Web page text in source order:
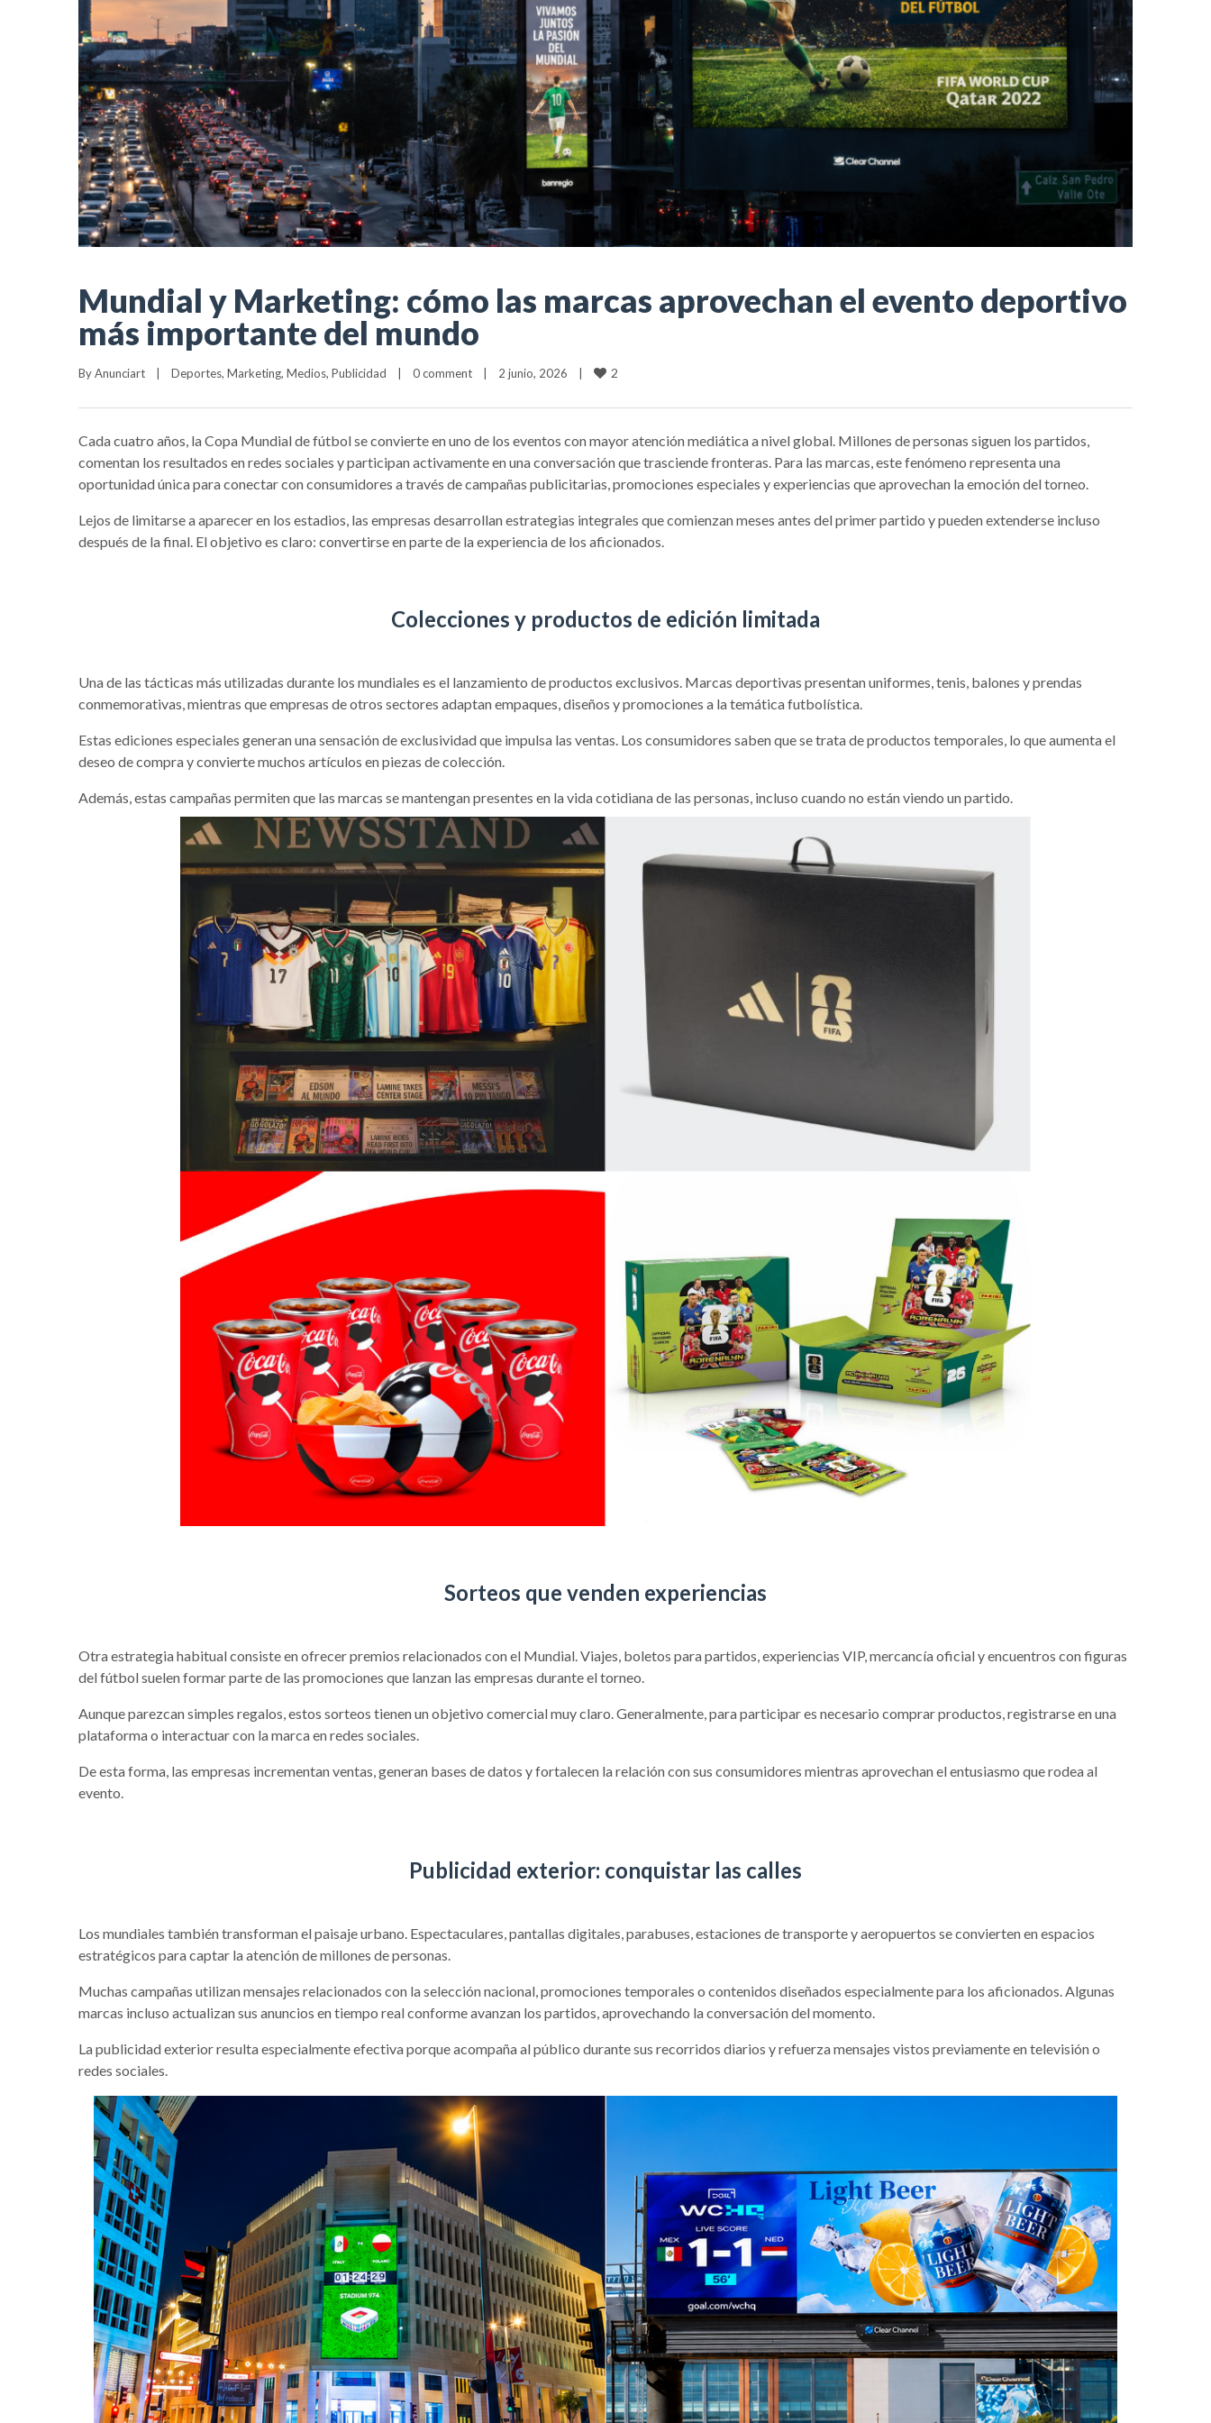
Mundial y Marketing: cómo las marcas aprovechan el evento deportivo
más importante del mundo
By Anunciart Deportes, Marketing, Medios, Publicidad 0 comment 2 junio, 2026 2
Cada cuatro años, la Copa Mundial de fútbol se convierte en uno de los eventos con mayor atención mediática a nivel global. Millones de personas siguen los partidos,
comentan los resultados en redes sociales y participan activamente en una conversación que trasciende fronteras. Para las marcas, este fenómeno representa una
oportunidad única para conectar con consumidores a través de campañas publicitarias, promociones especiales y experiencias que aprovechan la emoción del torneo.
Lejos de limitarse a aparecer en los estadios, las empresas desarrollan estrategias integrales que comienzan meses antes del primer partido y pueden extenderse incluso
después de la final. El objetivo es claro: convertirse en parte de la experiencia de los aficionados.
Colecciones y productos de edición limitada
Una de las tácticas más utilizadas durante los mundiales es el lanzamiento de productos exclusivos. Marcas deportivas presentan uniformes, tenis, balones y prendas
conmemorativas, mientras que empresas de otros sectores adaptan empaques, diseños y promociones a la temática futbolística.
Estas ediciones especiales generan una sensación de exclusividad que impulsa las ventas. Los consumidores saben que se trata de productos temporales, lo que aumenta el
deseo de compra y convierte muchos artículos en piezas de colección.
Además, estas campañas permiten que las marcas se mantengan presentes en la vida cotidiana de las personas, incluso cuando no están viendo un partido.
Sorteos que venden experiencias
Otra estrategia habitual consiste en ofrecer premios relacionados con el Mundial. Viajes, boletos para partidos, experiencias VIP, mercancía oficial y encuentros con figuras
del fútbol suelen formar parte de las promociones que lanzan las empresas durante el torneo.
Aunque parezcan simples regalos, estos sorteos tienen un objetivo comercial muy claro. Generalmente, para participar es necesario comprar productos, registrarse en una
plataforma o interactuar con la marca en redes sociales.
De esta forma, las empresas incrementan ventas, generan bases de datos y fortalecen la relación con sus consumidores mientras aprovechan el entusiasmo que rodea al
evento.
Publicidad exterior: conquistar las calles
Los mundiales también transforman el paisaje urbano. Espectaculares, pantallas digitales, parabuses, estaciones de transporte y aeropuertos se convierten en espacios
estratégicos para captar la atención de millones de personas.
Muchas campañas utilizan mensajes relacionados con la selección nacional, promociones temporales o contenidos diseñados especialmente para los aficionados. Algunas
marcas incluso actualizan sus anuncios en tiempo real conforme avanzan los partidos, aprovechando la conversación del momento.
La publicidad exterior resulta especialmente efectiva porque acompaña al público durante sus recorridos diarios y refuerza mensajes vistos previamente en televisión o
redes sociales.